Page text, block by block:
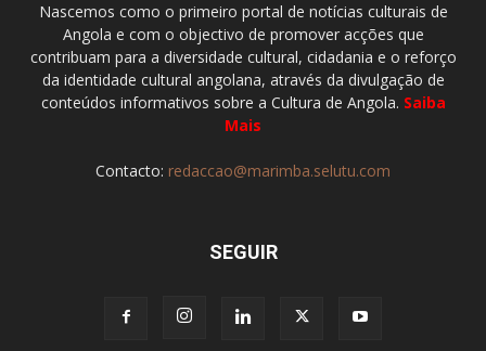
Nascemos como o primeiro portal de notícias culturais de
Angola e com o objectivo de promover acções que
contribuam para a diversidade cultural, cidadania e o reforço
da identidade cultural angolana, através da divulgação de
conteúdos informativos sobre a Cultura de Angola. Saiba
Mais
Contacto: redaccao@marimba.selutu.com
SEGUIR